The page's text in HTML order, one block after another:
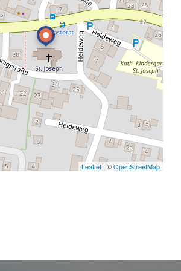
Leaflet | ©OpenStreetMap